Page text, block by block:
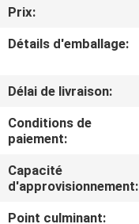
D'USINE
CONTRÔLE
DE
QUALITÉ
Prix:
Détails d'emballage:
Délai de livraison:
Conditions de
paiement:
Capacité
d'approvisionnement:
Point culminant: